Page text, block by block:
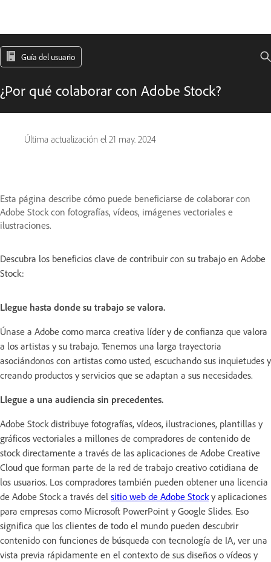
Guía del usuario
¿Por qué colaborar con Adobe Stock?
Última actualización el 21 may. 2024
Esta página describe cómo puede beneficiarse de colaborar con
Adobe Stock con fotografías, vídeos, imágenes vectoriales e
ilustraciones.
Descubra los beneficios clave de contribuir con su trabajo en Adobe
Stock:
Llegue hasta donde su trabajo se valora.
Únase a Adobe como marca creativa líder y de confianza que valora
a los artistas y su trabajo. Tenemos una larga trayectoria
asociándonos con artistas como usted, escuchando sus inquietudes y
creando productos y servicios que se adaptan a sus necesidades.
Llegue a una audiencia sin precedentes.
Adobe Stock distribuye fotografías, vídeos, ilustraciones, plantillas y
gráficos vectoriales a millones de compradores de contenido de
stock directamente a través de las aplicaciones de Adobe Creative
Cloud que forman parte de la red de trabajo creativo cotidiana de
los usuarios. Los compradores también pueden obtener una licencia
de Adobe Stock a través del sitio web de Adobe Stocky aplicaciones
para empresas como Microsoft PowerPoint y Google Slides. Eso
significa que los clientes de todo el mundo pueden descubrir
contenido con funciones de búsqueda con tecnología de IA, ver una
vista previa rápidamente en el contexto de sus diseños o vídeos y